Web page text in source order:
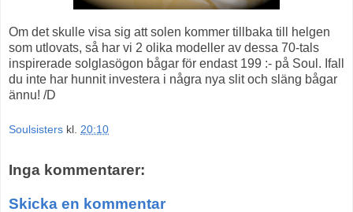
Om det skulle visa sig att solen kommer tillbaka till helgen
som utlovats, så har vi 2 olika modeller av dessa 70-tals
inspirerade solglasögon bågar för endast 199 :- på Soul. Ifall
du inte har hunnit investera i några nya slit och släng bågar
ännu! /D
Soulsisters kl. 20:10
Inga kommentarer:
Skicka en kommentar